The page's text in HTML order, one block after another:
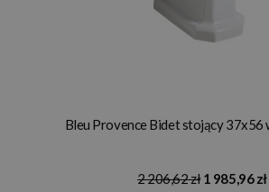
Bleu Provence Bidet stojący 37x56
2 206,62 zł 1 985,96 zł